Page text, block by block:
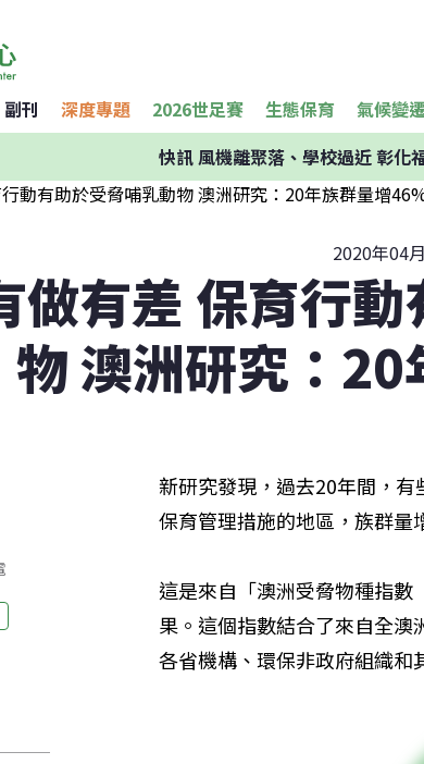
副刊 深度專題 2026世足賽 生態保育 氣候變
快訊風機離聚落、學校過近 彰化
2020年04
做有差 保育行
物 澳洲研究：
新研究發現，過去20年間，
保育管理措施的地區，族群量
這是來自「澳洲受脅物種指
果。這個指數結合了來自全
各省機構、環保非政府組織和